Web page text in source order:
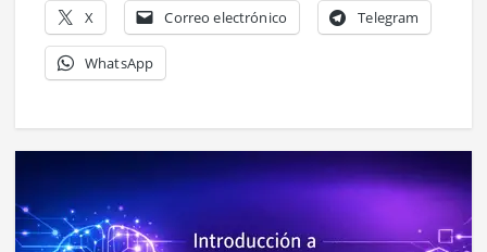
X Correo electrónico Telegram
WhatsApp